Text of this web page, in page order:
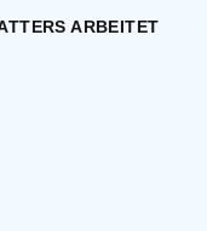
ARBEITET